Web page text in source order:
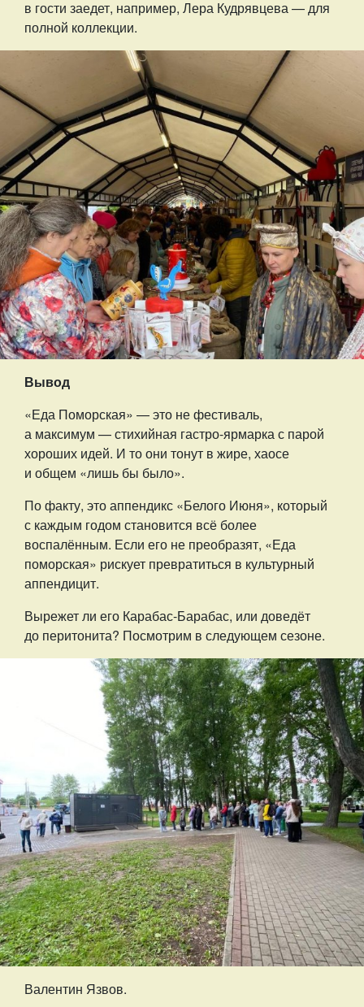
в гости заедет, например, Лера Кудрявцева — для
полной коллекции.
Вывод
«Еда Поморская» — это не фестиваль,
а максимум — стихийная гастро-ярмарка с парой
хороших идей. И то они тонут в жире, хаосе
и общем «лишь бы было».
По факту, это аппендикс «Белого Июня», который
с каждым годом становится всё более
воспалённым. Если его не преобразят, «Еда
поморская» рискует превратиться в культурный
аппендицит.
Вырежет ли его Карабас-Барабас, или доведёт
до перитонита? Посмотрим в следующем сезоне.
Валентин Язвов.